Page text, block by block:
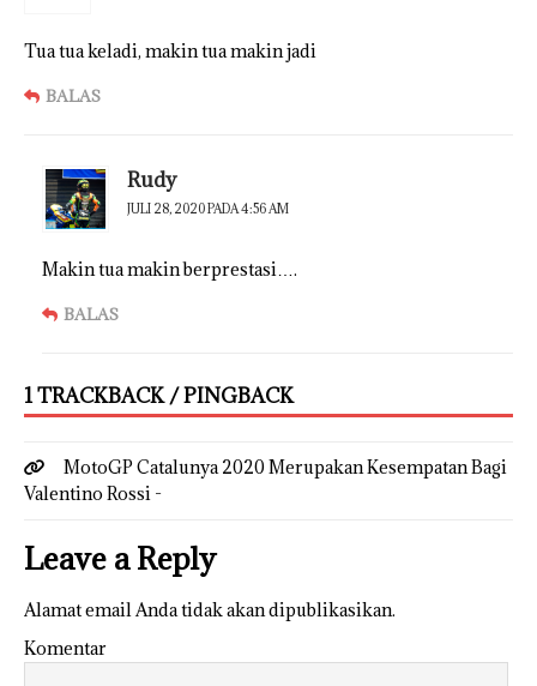
Tua tua keladi, makin tua makin jadi
BALAS
Rudy
JULI 28, 2020 PADA 4:56 AM
Makin tua makin berprestasi….
BALAS
1 TRACKBACK / PINGBACK
MotoGP Catalunya 2020 Merupakan Kesempatan Bagi
Valentino Rossi -
Leave a Reply
Alamat email Anda tidak akan dipublikasikan.
Komentar